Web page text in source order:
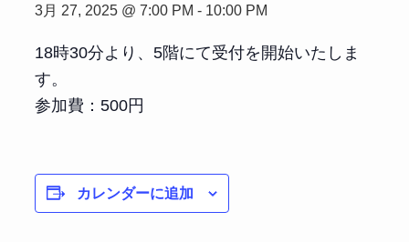
3月 27, 2025 @ 7:00 PM - 10:00 PM
18時30分より、5階にて受付を開始いたしま
す。
参加費：500円
カレンダーに追加